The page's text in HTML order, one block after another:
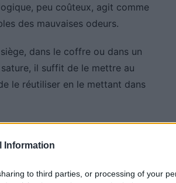
Information
to third parties, or processing of your
peu coûteux, agit comme
des mauvaises odeurs.
dans le coffre ou dans un
il suffit de le mettre au
le réutiliser en le mettant dans
bio, les herboristeries ou dans la